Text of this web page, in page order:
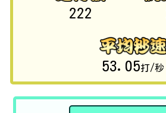
222
53.05打/秒